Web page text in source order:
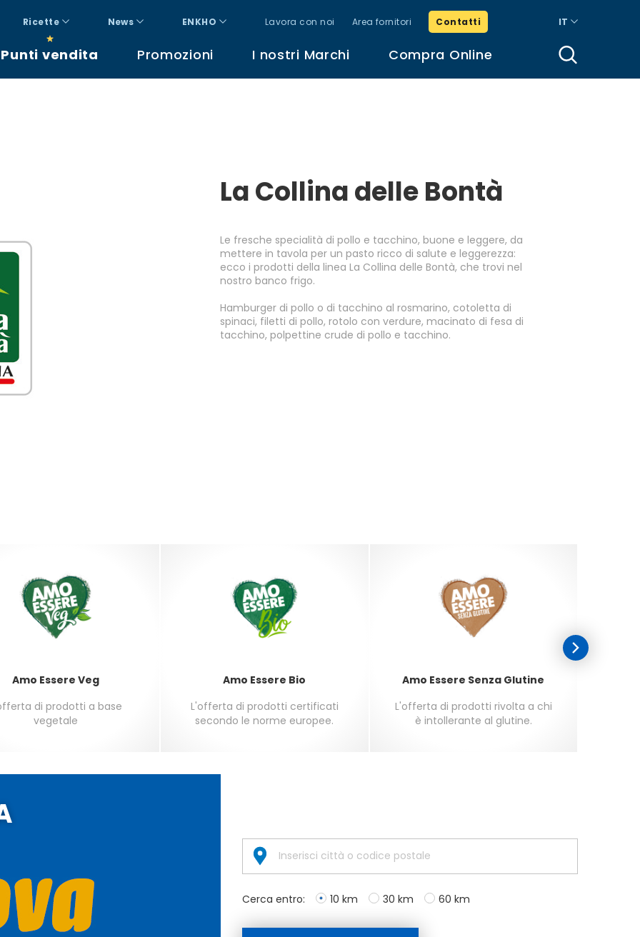
Ricette News ENKHO Lavora con noi Area fornitori Contatti IT
Punti vendita Promozioni I nostri Marchi Compra Online
La Collina delle Bontà
Le fresche specialità di pollo e tacchino, buone e leggere, da
mettere in tavola per un pasto ricco di salute e leggerezza:
ecco i prodotti della linea La Collina delle Bontà, che trovi nel
nostro banco frigo.
Hamburger di pollo o di tacchino al rosmarino, cotoletta di
spinaci, filetti di pollo, rotolo con verdure, macinato di fesa di
tacchino, polpettine crude di pollo e tacchino.
Amo Essere Veg
di prodotti a base
vegetale
Amo Essere Bio
L'offerta di prodotti certificati
secondo le norme europee.
Amo Essere Senza Glutine
L'offerta di prodotti rivolta a chi
è intollerante al glutine.
Cerca entro: 10 km 30 km 60 km